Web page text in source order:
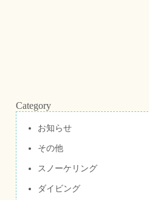
Category
お知らせ
その他
スノーケリング
ダイビング